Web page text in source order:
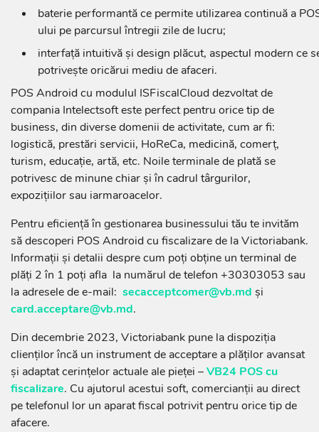
baterie performantă ce permite utilizarea continuă a
ului pe parcursul întregii zile de lucru;
interfață intuitivă și design plăcut, aspectul modern ce
potrivește oricărui mediu de afaceri.
POS Android cu modulul ISFiscalCloud dezvoltat de
compania Intelectsoft este perfect pentru orice tip de
business, din diverse domenii de activitate, cum ar fi:
logistică, prestări servicii, HoReCa, medicină, comerț,
turism, educație, artă, etc. Noile terminale de plată se
potrivesc de minune chiar și în cadrul târgurilor,
expozițiilor sau iarmaroacelor.
Pentru eficiență în gestionarea businessului tău te invităm
să descoperi POS Android cu fiscalizare de la Victoriabank.
Informații și detalii despre cum poți obține un terminal de
plăți 2 în 1 poți afla la numărul de telefon +30303053 sau
la adresele de e-mail: secacceptcomer@vb.md și
card.acceptare@vb.md.
Din decembrie 2023, Victoriabank pune la dispoziția
clienților încă un instrument de acceptare a plăților avansat
și adaptat cerințelor actuale ale pieței –VB24 POS cu
fiscalizare. Cu ajutorul acestui soft, comercianții au direct
pe telefonul lor un aparat fiscal potrivit pentru orice tip de
afacere.